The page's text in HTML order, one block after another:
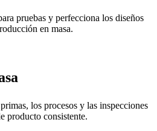
pruebas y perfecciona los diseños
en masa.
los procesos y las inspecciones
producto consistente.